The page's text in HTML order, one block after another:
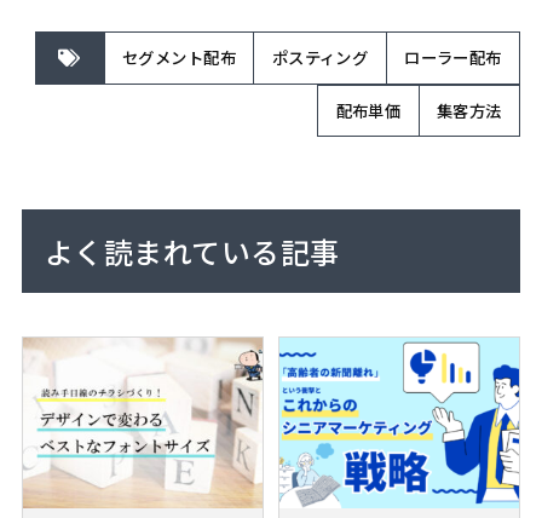
セグメント配布 ポスティング ローラー配布
配布単価 集客方法
よく読まれている記事